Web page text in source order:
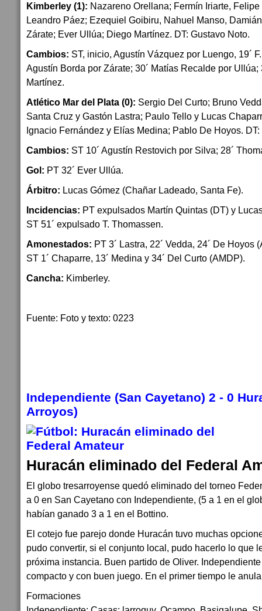
Kimberley (1): Nazareno Orellana; Fermín Iriarte,
Leandro Páez; Ezequiel Goibiru, Nahuel Manso,
Zárate; Ever Ullúa; Diego Martínez. DT: Gustavo Noto.
Cambios: ST, inicio, Agustín Vázquez por Luengo, 19´
Agustín Borda por Zárate; 30´ Matías Recalde por
Martínez.
Atlético Mar del Plata (0): Sergio Del Curto; Bruno
Santa Cruz y Gastón Lastra; Paulo Tello y Lucas
Ignacio Fernández y Elías Medina; Pablo De Hoyos.
Cambios: ST 10´ Agustín Restovich por Silva; 28´
Gol: PT 32´ Ever Ullúa.
Árbitro: Lucas Gómez (Chañar Ladeado, Santa Fe).
Incidencias: PT expulsados Martín Quintas (DT) y
ST 51´ expulsado T. Thomassen.
Amonestados: PT 3´ Lastra, 22´ Vedda, 24´ De Hoyos
ST 1´ Chaparre, 13´ Medina y 34´ Del Curto (AMDP).
Cancha: Kimberley.
Fuente: Foto y texto: 0223
Independiente (San Cayetano) 2 - 0
Arroyos)
Huracán eliminado del Federal
El globo tresarroyense quedó eliminado del torneo
a 0 en San Cayetano con Independiente, (5 a 1 en el
habían ganado 3 a 1 en el Bottino.
El cotejo fue parejo donde Huracán tuvo muchas
pudo convertir, si el conjunto local, pudo hacerlo lo que
próxima instancia. Buen partido de Oliver.
compacto y con buen juego. En el primer tiempo le
Formaciones